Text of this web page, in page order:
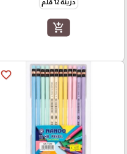
دزينة 12 قلم
add_shopping_cart
favorite_border